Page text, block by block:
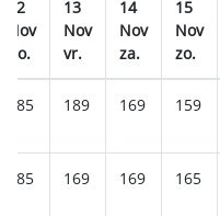
12
Nov
do.
13
Nov
vr.
14
Nov
za.
15
Nov
zo.
185 189 169 159
185 169 169 165